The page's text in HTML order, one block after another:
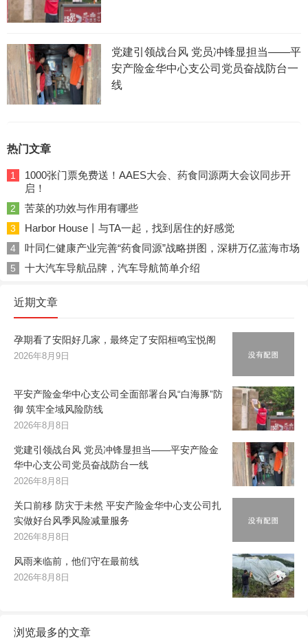
党建引领战台风 党员冲锋显担当——平
安产险金华中心支公司党员奋战防台一
线
热门文章
1
1000张门票免费送！AAES大会、药食同源两大会议同步开
启！
2 苦菜的功效与作用有哪些
3 Harbor House丨与TA一起，找到居住的好感觉
4 叶同仁健康产业完善“药食同源”战略拼图，深耕万亿蓝海市场
5 十大汽车导航品牌，汽车导航简单介绍
近期文章
孕期看了安阳好几家，最终定了安阳桓鸣宝悦阁
2026年8月9日
平安产险金华中心支公司全面部署台风“白海豚”防
御 筑牢全域风险防线
2026年8月8日
党建引领战台风 党员冲锋显担当——平安产险金
华中心支公司党员奋战防台一线
2026年8月8日
关口前移 防灾于未然 平安产险金华中心支公司扎
实做好台风季风险减量服务
2026年8月8日
风雨来临前，他们守在最前线
2026年8月8日
浏览最多的文章